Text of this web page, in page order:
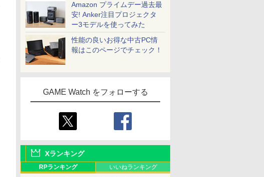
Amazon プライムデー過去最
安! Anker注目プロジェクタ
ー3モデルを使ってみた
性能の良いお得な中古PC情
報はこのページでチェック！
GAME Watch をフォローする
Xランキング
RPランキング いいねランキング